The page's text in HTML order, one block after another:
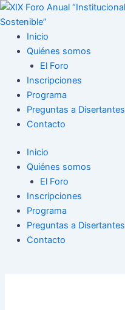
Inicio
Quiénes somos
El Foro
Inscripciones
Programa
Preguntas a Disertantes
Contacto
Inicio
Quiénes somos
El Foro
Inscripciones
Programa
Preguntas a Disertantes
Contacto
Ir
al
contenido